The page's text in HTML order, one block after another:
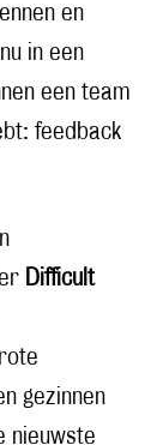
en
in een
een team
feedback
Difficult
gezinnen
nieuwste